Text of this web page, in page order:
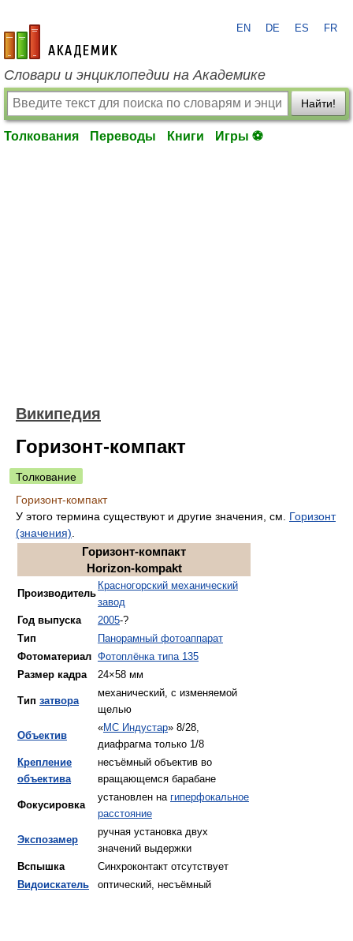
academic.ru
EN DE ES FR
Словари и энциклопедии на Академике
Найти!
Толкования Переводы Книги Игры ⚽
Википедия
Горизонт-компакт
Толкование
Горизонт-компакт
У этого термина существуют и другие значения, см. Горизонт
(значения)
Горизонт-компакт
Horizon-kompakt
Производитель
Красногорский механический
завод
Год выпуска
2005-?
Тип
Панорамный фотоаппарат
Фотоматериал Фотоплёнка типа 135
Размер кадра
24×58 мм
Тип затвора
механический, с изменяемой
щелью
Объектив
«MC Индустар» 8/28,
диафрагма только 1/8
Крепление
объектива
несъёмный объектив во
вращающемся барабане
Фокусировка
установлен на гиперфокальное
расстояние
Экспозамер
ручная установка двух
значений выдержки
Вспышка
Синхроконтакт отсутствует
Видоискатель
оптический, несъёмный